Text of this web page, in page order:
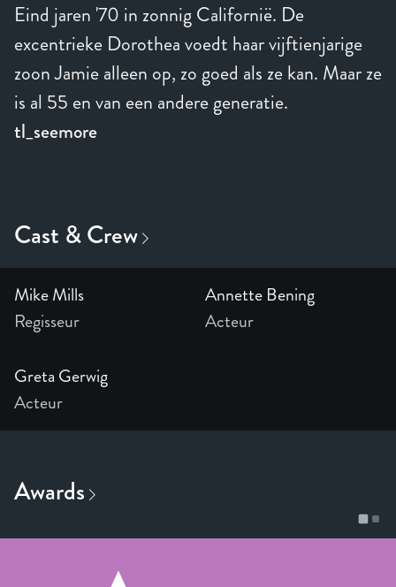
Eind jaren '70 in zonnig Californië. De
excentrieke Dorothea voedt haar vijftienjarige
zoon Jamie alleen op, zo goed als ze kan. Maar ze
is al 55 en van een andere generatie.
tl_seemore
Mike Mills
Regisseur
Annette Bening
Acteur
Greta Gerwig
Acteur